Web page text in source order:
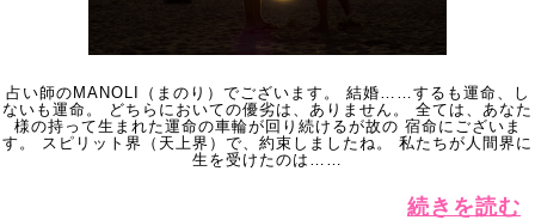
占い師のMANOLI（まのり）でございます。 結婚……するも運命、し
ないも運命。 どちらにおいての優劣は、ありません。 全ては、あなた
様の持って生まれた運命の車輪が回り続けるが故の 宿命にございま
す。 スピリット界（天上界）で、約束しましたね。 私たちが人間界に
生を受けたのは……
続きを読む